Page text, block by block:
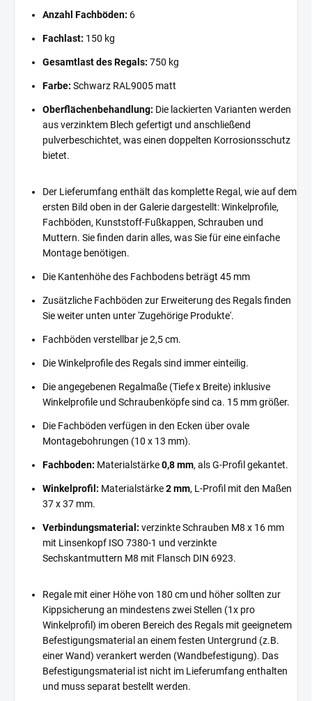
Anzahl Fachböden: 6
Fachlast: 150 kg
Gesamtlast des Regals: 750 kg
Farbe: Schwarz RAL9005 matt
Oberflächenbehandlung: Die lackierten Varianten werden
aus verzinktem Blech gefertigt und anschließend
pulverbeschichtet, was einen doppelten Korrosionsschutz
bietet.
Der Lieferumfang enthält das komplette Regal, wie auf dem
ersten Bild oben in der Galerie dargestellt: Winkelprofile,
Fachböden, Kunststoff-Fußkappen, Schrauben und
Muttern. Sie finden darin alles, was Sie für eine einfache
Montage benötigen.
Die Kantenhöhe des Fachbodens beträgt 45 mm
Zusätzliche Fachböden zur Erweiterung des Regals finden
Sie weiter unten unter 'Zugehörige Produkte'.
Fachböden verstellbar je 2,5 cm.
Die Winkelprofile des Regals sind immer einteilig.
Die angegebenen Regalmaße (Tiefe x Breite) inklusive
Winkelprofile und Schraubenköpfe sind ca. 15 mm größer.
Die Fachböden verfügen in den Ecken über ovale
Montagebohrungen (10 x 13 mm).
Fachboden: Materialstärke0,8 mm, als G-Profil gekantet.
Winkelprofil: Materialstärke2 mm, L-Profil mit den Maßen
37 x 37 mm.
Verbindungsmaterial: verzinkte Schrauben M8 x 16 mm
mit Linsenkopf ISO 7380-1 und verzinkte
Sechskantmuttern M8 mit Flansch DIN 6923.
Regale mit einer Höhe von 180 cm und höher sollten zur
Kippsicherung an mindestens zwei Stellen (1x pro
Winkelprofil) im oberen Bereich des Regals mit geeignetem
Befestigungsmaterial an einem festen Untergrund (z.B.
einer Wand) verankert werden (Wandbefestigung). Das
Befestigungsmaterial ist nicht im Lieferumfang enthalten
und muss separat bestellt werden.